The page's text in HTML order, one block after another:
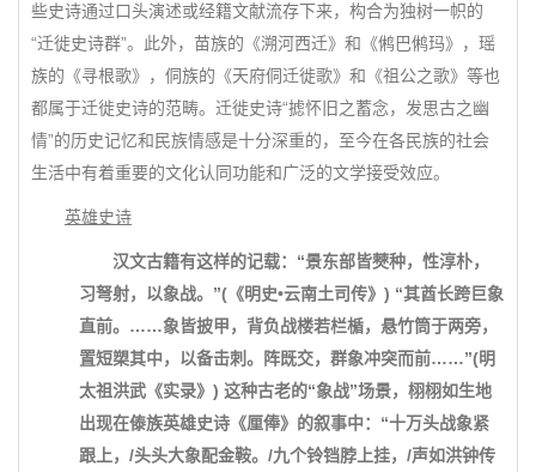
些史诗通过口头演述或经籍文献流存下来，构合为独树一帜的
“迁徙史诗群”。此外，苗族的《溯河西迁》和《鸺巴鸺玛》，瑶
族的《寻根歌》，侗族的《天府侗迁徙歌》和《祖公之歌》等也
都属于迁徙史诗的范畴。迁徙史诗“摅怀旧之蓄念，发思古之幽
情”的历史记忆和民族情感是十分深重的，至今在各民族的社会
生活中有着重要的文化认同功能和广泛的文学接受效应。
英雄史诗
汉文古籍有这样的记载：“景东部皆僰种，性淳朴，
习弩射，以象战。”(《明史•云南土司传》) “其酋长跨巨象
直前。……象皆披甲，背负战楼若栏楯，悬竹筒于两旁，
置短槊其中，以备击刺。阵既交，群象冲突而前……”(明
太祖洪武《实录》) 这种古老的“象战”场景，栩栩如生地
出现在傣族英雄史诗《厘俸》的叙事中：“十万头战象紧
跟上，/头头大象配金鞍。/九个铃铛脖上挂，/声如洪钟传